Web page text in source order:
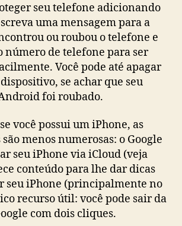
seu telefone adicionando
uma mensagem para a
ou roubou o telefone e
de telefone para ser
Você pode até apagar
se achar que seu
foi roubado.
você possui um iPhone, as
menos numerosas: o Google
seu iPhone via iCloud (veja
conteúdo para lhe dar dicas
seu iPhone (principalmente no
recurso útil: você pode sair da
com dois cliques.